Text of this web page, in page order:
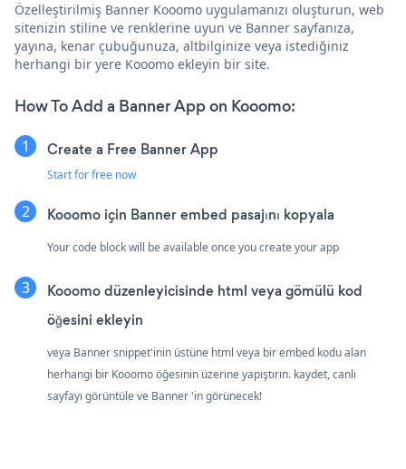
Özelleştirilmiş Banner Kooomo uygulamanızı oluşturun, web
sitenizin stiline ve renklerine uyun ve Banner sayfanıza,
yayına, kenar çubuğunuza, altbilginize veya istediğiniz
herhangi bir yere Kooomo ekleyin bir site.
How To Add a Banner App on Kooomo:
Create a Free Banner App
Start for free now
Kooomo için Banner embed pasajını kopyala
Your code block will be available once you create your app
Kooomo düzenleyicisinde html veya gömülü kod
öğesini ekleyin
veya Banner snippet'inin üstüne html veya bir embed kodu alan
herhangi bir Kooomo öğesinin üzerine yapıştırın. kaydet, canlı
sayfayı görüntüle ve Banner 'in görünecek!